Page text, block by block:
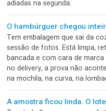
Todo mundo viu.
A caixa saiu torta da linha.
que a qualidade barraria. A
expedição separaria. O
expedição confiou que
Sua gráfica tem uma
econômico
A máquina é rápida,